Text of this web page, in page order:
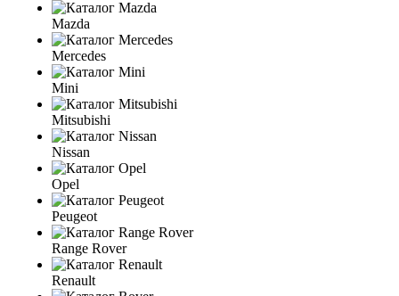
Mazda
Mercedes
Mini
Mitsubishi
Nissan
Opel
Peugeot
Range Rover
Renault